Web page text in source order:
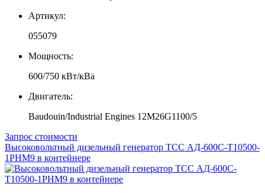
Артикул:
055079
Мощность:
600/750 кВт/кВа
Двигатель:
Baudouin/Industrial Engines 12M26G1100/5
Запрос стоимости
Высоковольтный дизельный генератор ТСС АД-600С-Т10500-
1РНМ9 в контейнере